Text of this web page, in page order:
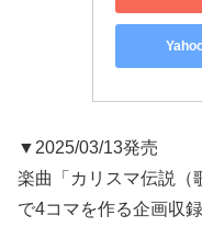
▼2025/03/13発売
楽曲「カリスマ伝説（
で4コマを作る企画収